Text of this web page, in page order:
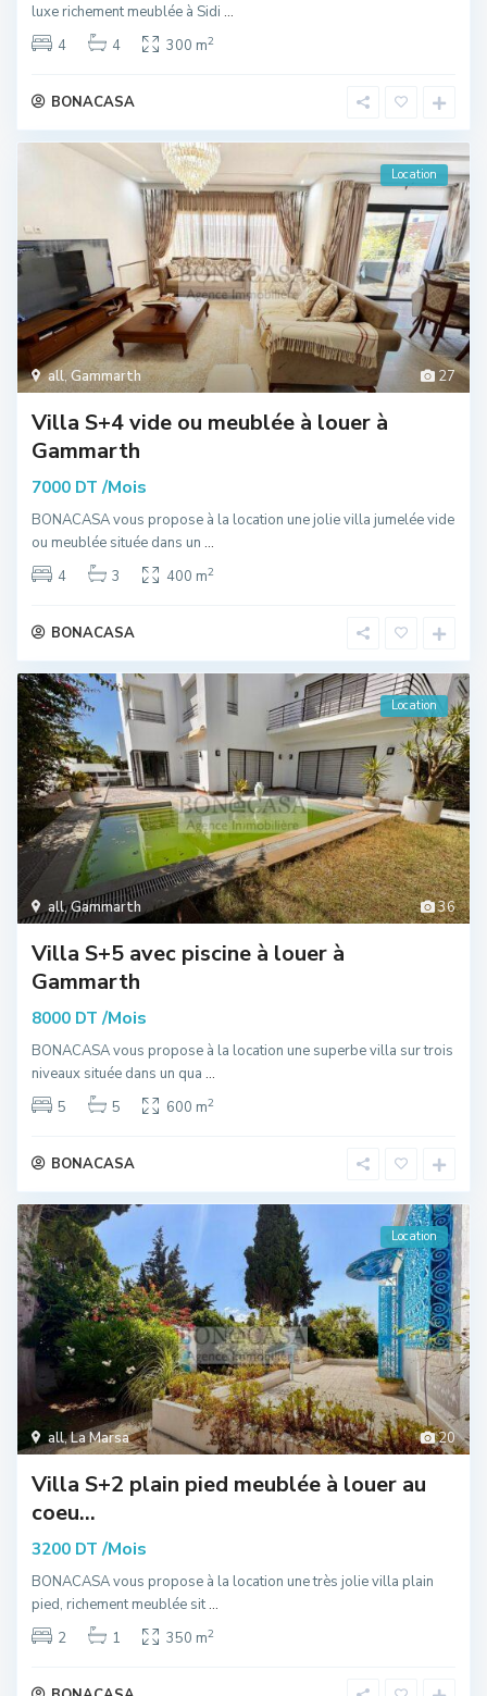
luxe richement meublée à Sidi ...
4
4 300 m2
BONACASA
27
all,Gammarth
Location
Villa S+4 vide ou meublée à louer à
Gammarth
7000 DT/Mois
BONACASA vous propose à la location une jolie villa jumelée vide
ou meublée située dans un ...
4
3 400 m2
BONACASA
36
all,Gammarth
Location
Villa S+5 avec piscine à louer à
Gammarth
8000 DT/Mois
BONACASA vous propose à la location une superbe villa sur trois
niveaux située dans un qua ...
5
5 600 m2
BONACASA
20
all,La Marsa
Location
Villa S+2 plain pied meublée à louer au
coeu...
3200 DT/Mois
BONACASA vous propose à la location une très jolie villa plain
pied, richement meublée sit...
2
1 350 m2